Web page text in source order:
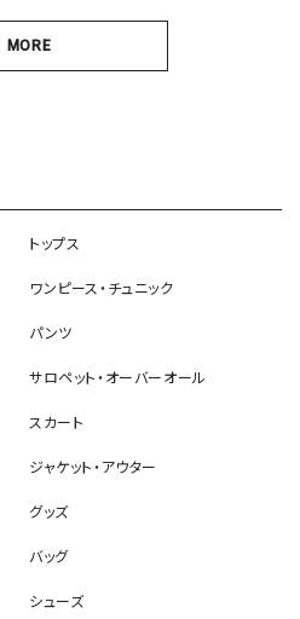
MORE
トップス
ワンピース・チュニック
パンツ
サロペット・オーバーオール
スカート
ジャケット・アウター
グッズ
バッグ
シューズ